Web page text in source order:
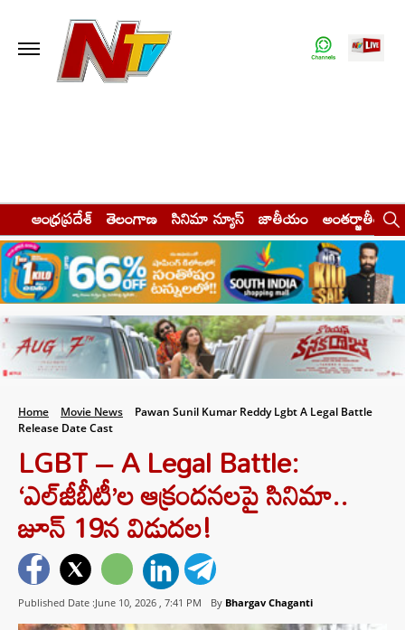
ఆంధ్రప్రదేశ్ తెలంగాణ సినిమా న్యూస్ జాతీయం అంతర్జాతీయం
Home Movie News
Pawan Sunil Kumar Reddy Lgbt A Legal Battle
Release Date Cast
LGBT – A Legal Battle:
‘ఎల్‌జీబీటీ’ల ఆక్రందనలపై సినిమా..
జూన్ 19న విడుదల!
Published Date :June 10, 2026 , 7:41 PM By Bhargav Chaganti